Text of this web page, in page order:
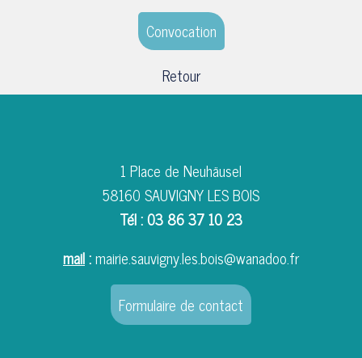
Convocation
Retour
1 Place de Neuhäusel
58160 SAUVIGNY LES BOIS
Tél : 03 86 37 10 23
mail:mairie.sauvigny.les.bois@wanadoo.fr
Formulaire de contact